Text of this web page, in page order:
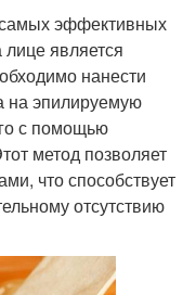
эффективных
является
нанести
на эпилируемую
с помощью
метод позволяет
что способствует
отсутствию